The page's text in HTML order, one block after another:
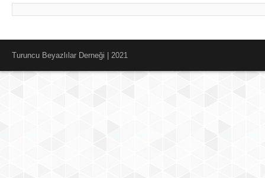
Turuncu Beyazlılar Derneği | 2021